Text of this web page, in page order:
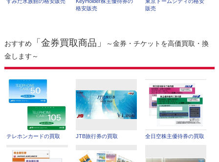
格安販売
販売
おすすめ 「金券買取商品」
～金券・チケットを高価買取・換
金します～
テレホンカードの買取 JTB旅行券の買取 全日空株主優待券の買取